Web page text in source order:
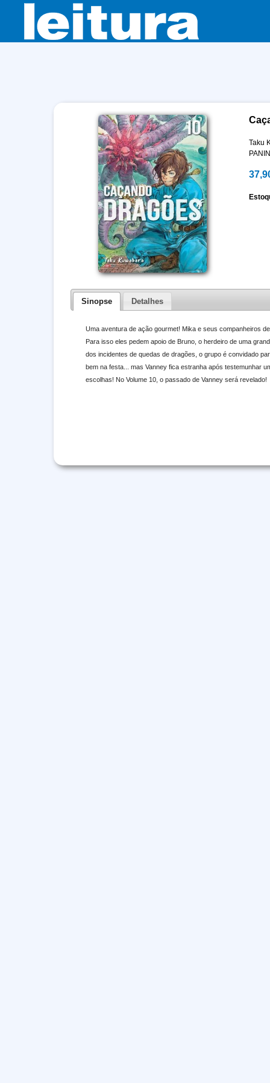
Taku
Sinopse Detalhes
Uma aventura de ação gourmet! Mika e seus companheiros
Para isso eles pedem apoio de Bruno, o herdeiro de uma
dos incidentes de quedas de dragões, o grupo é convidado
bem na festa... mas Vanney fica estranha após testemunhar
escolhas! No Volume 10, o passado de Vanney será revelado!